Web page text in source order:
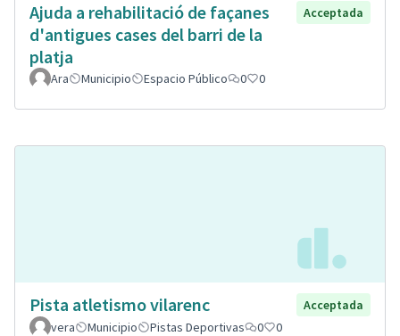
Ajuda a rehabilitació de façanes
d'antigues cases del barri de la
platja
Acceptada
Ara Municipio Espacio Público 0 0
Pista atletismo vilarenc
Acceptada
vera
Municipio Pistas Deportivas 0 0